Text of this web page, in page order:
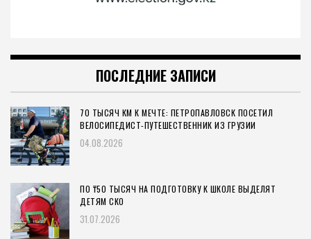
ПОСЛЕДНИЕ ЗАПИСИ
70 ТЫСЯЧ КМ К МЕЧТЕ: ПЕТРОПАВЛОВСК ПОСЕТИЛ
ВЕЛОСИПЕДИСТ-ПУТЕШЕСТВЕННИК ИЗ ГРУЗИИ
04.08.2026
ПО ₸50 ТЫСЯЧ НА ПОДГОТОВКУ К ШКОЛЕ ВЫДЕЛЯТ
ДЕТЯМ СКО
31.07.2026